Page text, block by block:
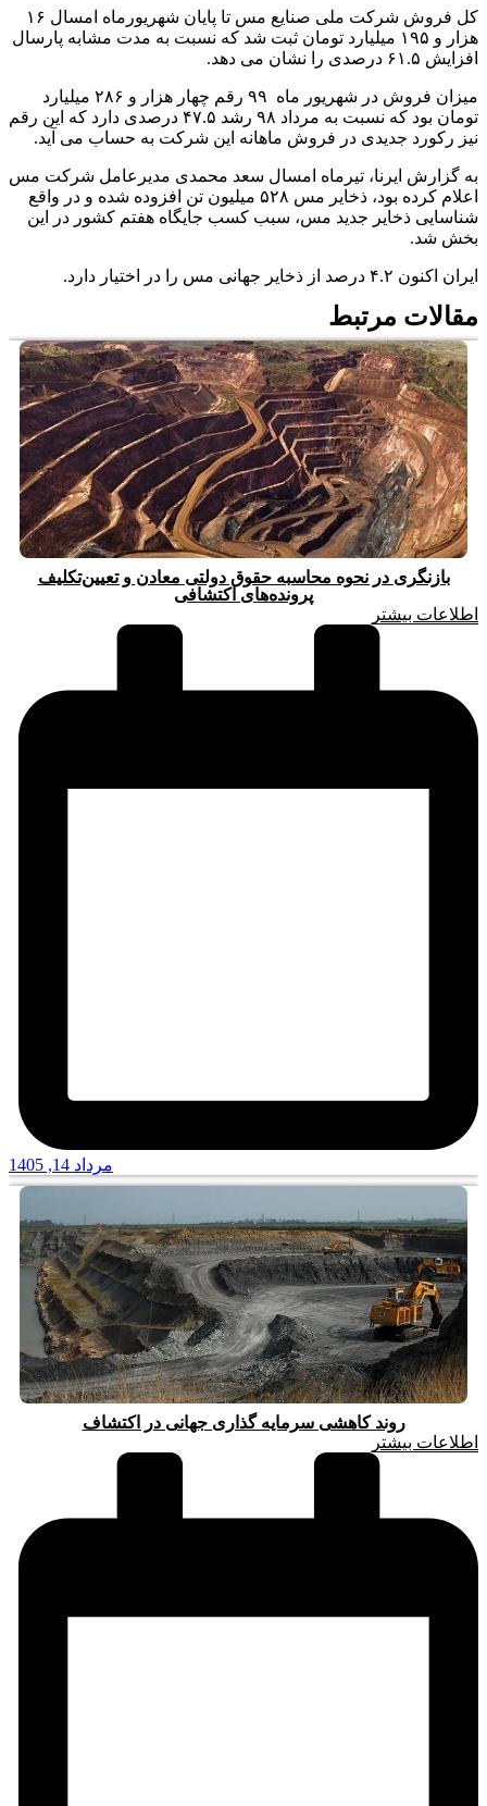
کل فروش شرکت ملی صنایع مس تا پایان شهریورماه امسال ۱۶
هزار و ۱۹۵ میلیارد تومان ثبت شد که نسبت به مدت مشابه پارسال
افزایش ۶۱.۵ درصدی را نشان می دهد.
میزان فروش در شهریور ماه ۹۹ رقم چهار هزار و ۲۸۶ میلیارد
تومان بود که نسبت به مرداد ۹۸ رشد ۴۷.۵ درصدی دارد که این رقم
نیز رکورد جدیدی در فروش ماهانه این شرکت به حساب می آید.
به گزارش ایرنا، تیرماه امسال سعد محمدی مدیرعامل شرکت مس
اعلام کرده بود، ذخایر مس ۵۲۸ میلیون تن افزوده شده و در واقع
شناسایی ذخایر جدید مس، سبب کسب جایگاه هفتم کشور در این
بخش شد.
ایران اکنون ۴.۲ درصد از ذخایر جهانی مس را در اختیار دارد.
مقالات مرتبط
بازنگری در نحوه محاسبه حقوق دولتی معادن و تعیین‌تکلیف
پرونده‌های اکتشافی
اطلاعات بیشتر
مرداد 14, 1405
روند کاهشی سرمایه گذاری جهانی در اکتشاف
اطلاعات بیشتر